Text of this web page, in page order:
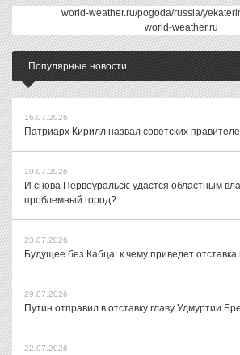
world-weather.ru/pogoda/russia/
world-weather.ru
Популярные новости
16.07.2026
Патриарх Кирилл назвал советских
10.07.2026
И снова Первоуральск: удастся областным
проблемный город?
23.07.2026
Будущее без Кабца: к чему приведет
29.07.2026
Путин отправил в отставку главу Удмуртии
22.07.2026